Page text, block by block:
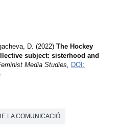
D. (2022) The Hockey
subject: sisterhood and
Media Studies, DOI:
LA COMUNICACIÓ